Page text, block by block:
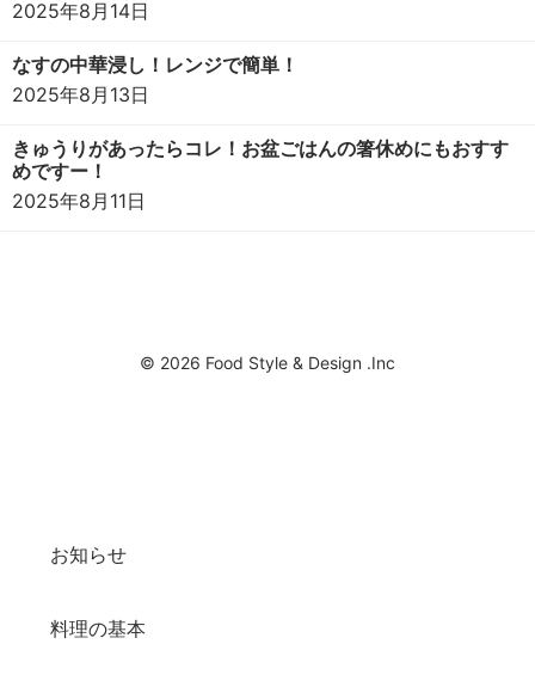
2025年8月14日
なすの中華浸し！レンジで簡単！
2025年8月13日
きゅうりがあったらコレ！お盆ごはんの箸休めにもおすす
めですー！
2025年8月11日
© 2026 Food Style & Design .Inc
お知らせ
料理の基本